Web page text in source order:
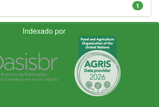
1
Indexado por